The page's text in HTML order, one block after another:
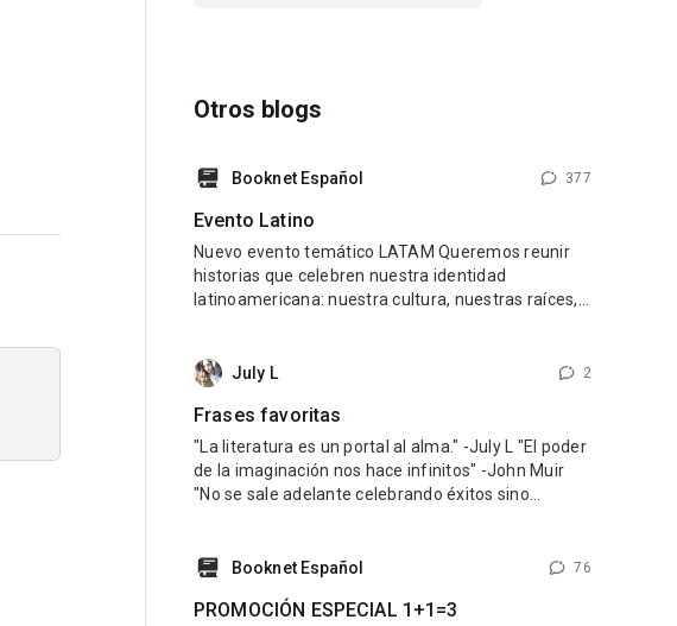
Otros blogs
Booknet Español 377
Evento Latino
Nuevo evento temático LATAM Queremos reunir
historias que celebren nuestra identidad
latinoamericana: nuestra cultura, nuestras raíces,
latino y una esencia que refleje lo mejor de nuestra
de cualquier género: romance, fantasía,
July L 2
Frases favoritas
"La literatura es un portal al alma." -July L "El poder
de la imaginación nos hace infinitos" -John Muir
"No se sale adelante celebrando éxitos sino
Wayne Dyer "Debes hacer las cosas que piensas
Booknet Español 76
PROMOCIÓN ESPECIAL 1+1=3